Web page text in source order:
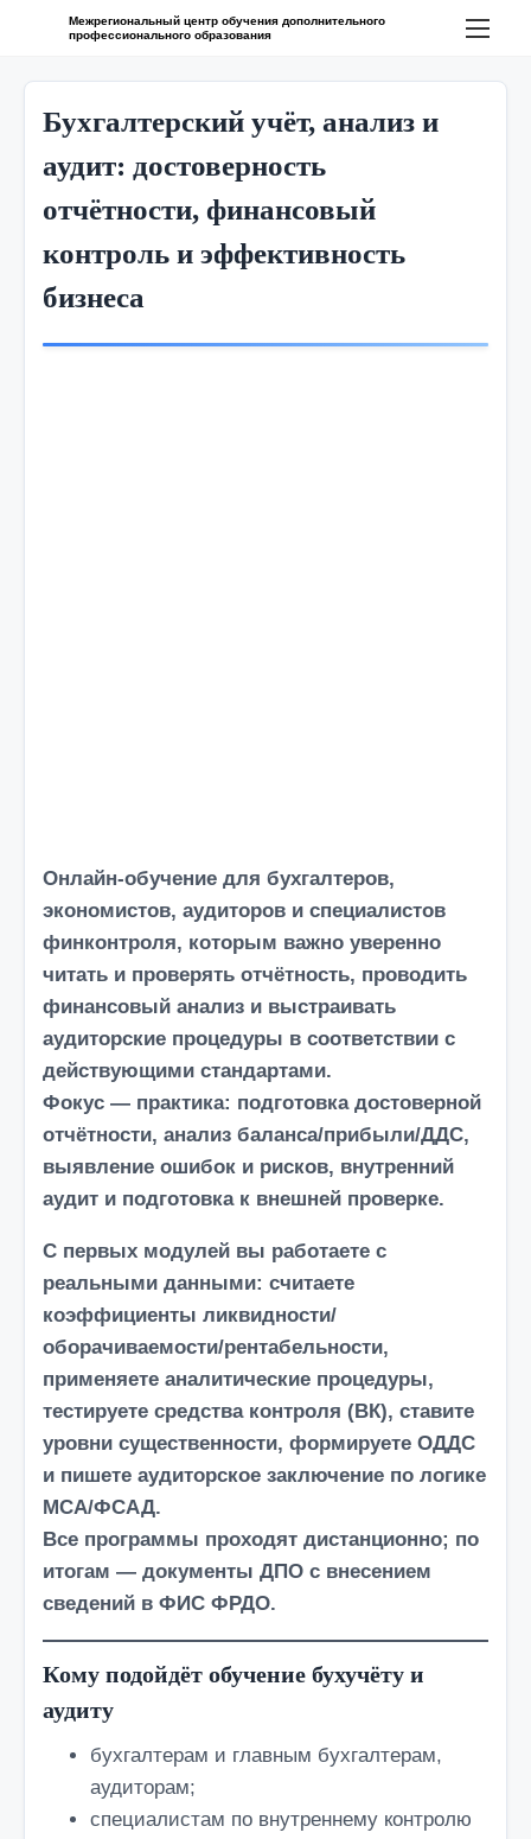
Межрегиональный центр обучения дополнительного
профессионального образования
Бухгалтерский учёт, анализ и
аудит: достоверность
отчётности, финансовый
контроль и эффективность
бизнеса
Онлайн-обучение для бухгалтеров,
экономистов, аудиторов и специалистов
финконтроля, которым важно уверенно
читать и проверять отчётность, проводить
финансовый анализ и выстраивать
аудиторские процедуры в соответствии с
действующими стандартами.
Фокус — практика: подготовка достоверной
отчётности, анализ баланса/прибыли/ДДС,
выявление ошибок и рисков, внутренний
аудит и подготовка к внешней проверке.
С первых модулей вы работаете с
реальными данными: считаете
коэффициенты ликвидности/
оборачиваемости/рентабельности,
применяете аналитические процедуры,
тестируете средства контроля (ВК), ставите
уровни существенности, формируете ОДДС
и пишете аудиторское заключение по логике
МСА/ФСАД.
Все программы проходят дистанционно; по
итогам — документы ДПО с внесением
сведений в ФИС ФРДО.
Кому подойдёт обучение бухучёту и
аудиту
бухгалтерам и главным бухгалтерам,
аудиторам;
специалистам по внутреннему контролю